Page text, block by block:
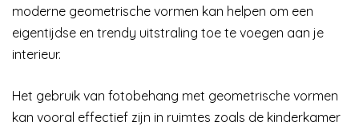
moderne geometrische vormen kan helpen om een
eigentijdse en trendy uitstraling toe te voegen aan je
interieur.
Het gebruik van fotobehang met geometrische vormen
kan vooral effectief zijn in ruimtes zoals de kinderkamer